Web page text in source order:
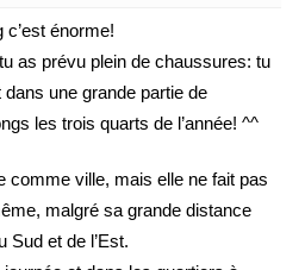
énorme!
as prévu plein de chaussures: tu
dans une grande partie de
les trois quarts de l’année! ^^
comme ville, mais elle ne fait pas
malgré sa grande distance
Sud et de l’Est.